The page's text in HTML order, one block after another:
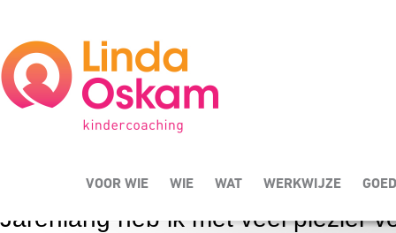
VOOR WIE WIE WAT WERKWIJZE
Mijn naam is Linda Oskam. Ik ben
Kindertherapeut aan de
Amsterdam. Daarnaast ben ik
Mijn ervaring
Jarenlang heb ik met veel plezier